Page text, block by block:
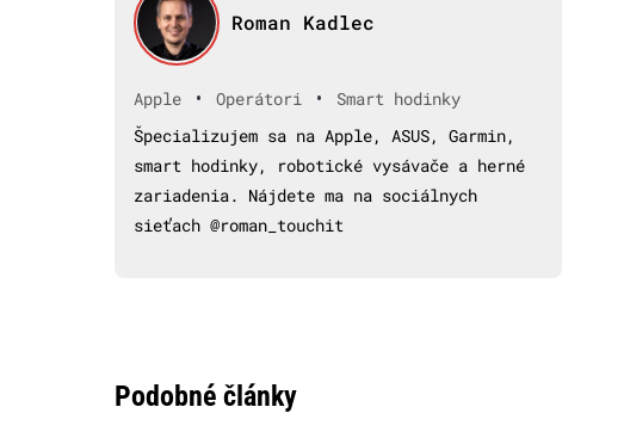
Roman Kadlec
Apple • Operátori •
Smart hodinky
Špecializujem sa na Apple, ASUS, Garmin,
smart hodinky, robotické vysávače a herné
zariadenia. Nájdete ma na sociálnych
sieťach @roman_touchit
Podobné články